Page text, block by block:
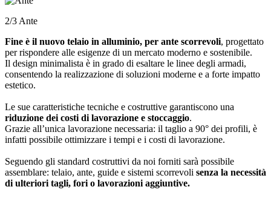
2/3 Ante
Fine è il nuovo telaio in alluminio, per ante scorrevoli, progettato
per rispondere alle esigenze di un mercato moderno e sostenibile.
Il design minimalista è in grado di esaltare le linee degli armadi,
consentendo la realizzazione di soluzioni moderne e a forte impatto
estetico.
Le sue caratteristiche tecniche e costruttive garantiscono una
riduzione dei costi di lavorazione e stoccaggio.
Grazie all’unica lavorazione necessaria: il taglio a 90° dei profili, è
infatti possibile ottimizzare i tempi e i costi di lavorazione.
Seguendo gli standard costruttivi da noi forniti sarà possibile
assemblare: telaio, ante, guide e sistemi scorrevoli senza la necessità
di ulteriori tagli, fori o lavorazioni aggiuntive.